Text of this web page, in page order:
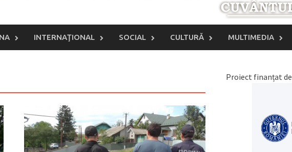
INTERNAŢIONAL SOCIAL CULTURĂ MULTIMEDIA
Proiect finanțat de